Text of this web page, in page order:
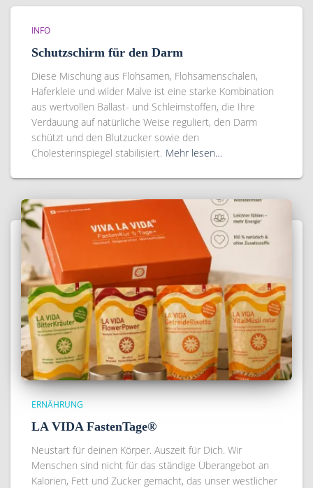
INFO
Schutzschirm für den Darm
Diese Mischung aus Flohsamen, Flohsamenschalen,
Haferkleie und wilder Malve ist eine starke Kombination
aus wertvollen Ballast- und Schleimstoffen, die Ihre
Verdauung auf natürliche Weise reguliert, den Darm
schützt und den Blutzucker sowie den
Cholesterinspiegel stabilisiert. Mehr lesen…
ERNÄHRUNG
LA VIDA FastenTage®
Neustart für deinen Körper. Auszeit für Dich. Wir
Menschen sind nicht für das ständige Überangebot an
Kalorien, Fett und Zucker gemacht, das unser westlicher